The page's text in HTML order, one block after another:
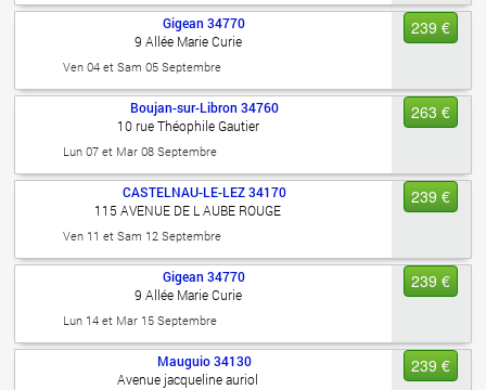
239 €
Gigean 34770
9 Allée Marie Curie
Ven 04 et Sam 05 Septembre
263 €
Boujan-sur-Libron 34760
10 rue Théophile Gautier
Lun 07 et Mar 08 Septembre
239 €
CASTELNAU-LE-LEZ34170
115 AVENUE DE L AUBE ROUGE
Ven 11 et Sam 12 Septembre
239 €
Gigean 34770
9 Allée Marie Curie
Lun 14 et Mar 15 Septembre
239 €
Mauguio34130
Avenue jacqueline auriol